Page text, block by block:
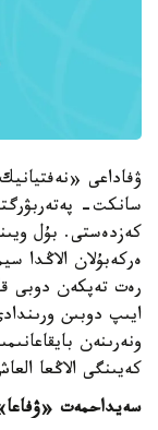
ۋفاداعى
سانكت-
ەركەبۇلان الاڭدا
رەت تەپكەن دوبى
ونەرىنەن
كەيىنگى الاڭعا
سەيداحمەت